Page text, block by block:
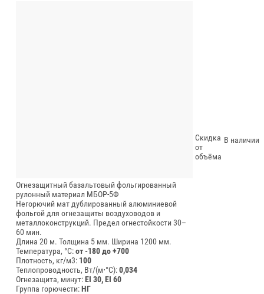
Огнезащитный базальтовый фольгированный
рулонный материал МБОР-5Ф
Негорючий мат дублированный алюминиевой
фольгой для огнезащиты воздуховодов и
металлоконструкций. Предел огнестойкости 30–
60 мин.
Длина 20 м. Толщина 5 мм. Ширина 1200 мм.
Температура, °C:от -180 до +700
Плотность, кг/м3: 100
Теплопроводность, Вт/(м⋅°С):0,034
Огнезащита, минут:EI 30, EI 60
Группа горючести:НГ
Скидка
от
объёма
В наличии